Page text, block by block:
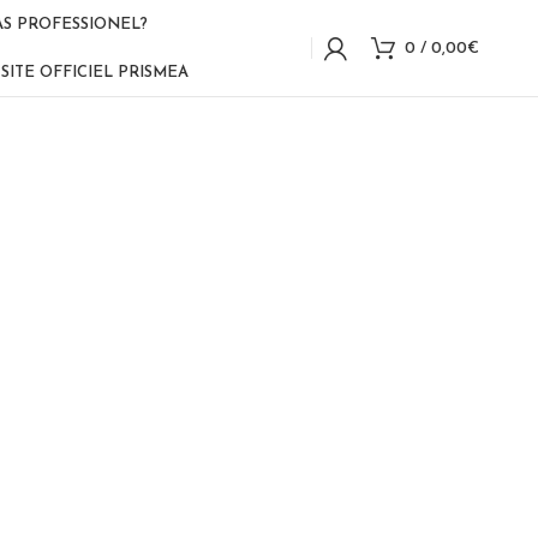
PROFESSIONEL?
OFFICIEL PRISMEA
0/ 0,00€